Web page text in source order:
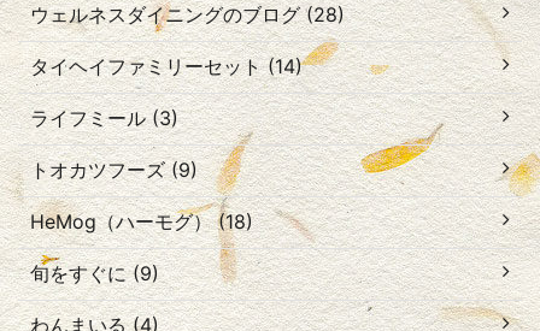
ウェルネスダイニングのブログ (28)
タイヘイファミリーセット (14)
ライフミール (3)
トオカツフーズ (9)
HeMog（ハーモグ） (18)
旬をすぐに (9)
わんまいる (4)